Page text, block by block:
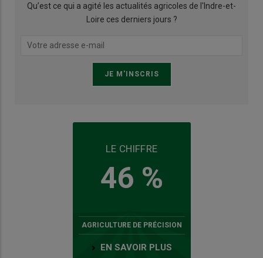
Qu’est ce qui a agité les actualités agricoles de l'Indre-et-
Loire ces derniers jours ?
LE CHIFFRE
46 %
AGRICULTURE DE PRÉCISION
EN SAVOIR PLUS